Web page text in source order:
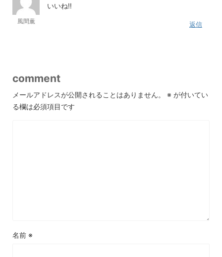
風間薫
いいね‼︎
返信
comment
メールアドレスが公開されることはありません。 ※ が付いてい
る欄は必須項目です
名前 ※